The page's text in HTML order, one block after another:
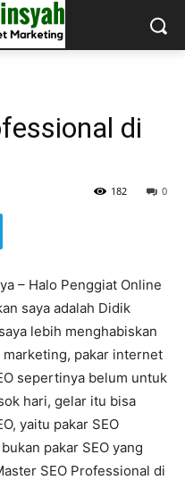
di
0
182
– Halo Penggiat Online
saya adalah Didik
lebih menghabiskan
pakar internet
sepertinya belum untuk
hari, gelar itu bisa
yaitu pakar SEO
pakar SEO yang
SEO Professional di